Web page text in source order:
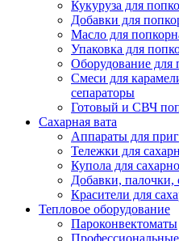
Кукуруза для
Добавки для
Масло для
Упаковка для
Оборудование для
Смеси для
сепараторы
Готовый и СВЧ
Сахарная вата
Аппараты для
Тележки для
Купола для
Добавки, палочки,
Красители для
Тепловое оборудование
Пароконвектоматы